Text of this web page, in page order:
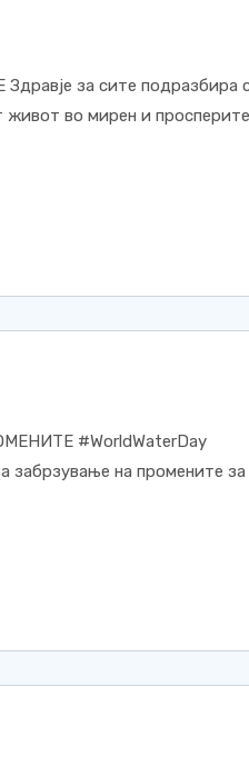
за сите подразбира
живот во мирен и
#WorldWaterDay
забрзување на промените